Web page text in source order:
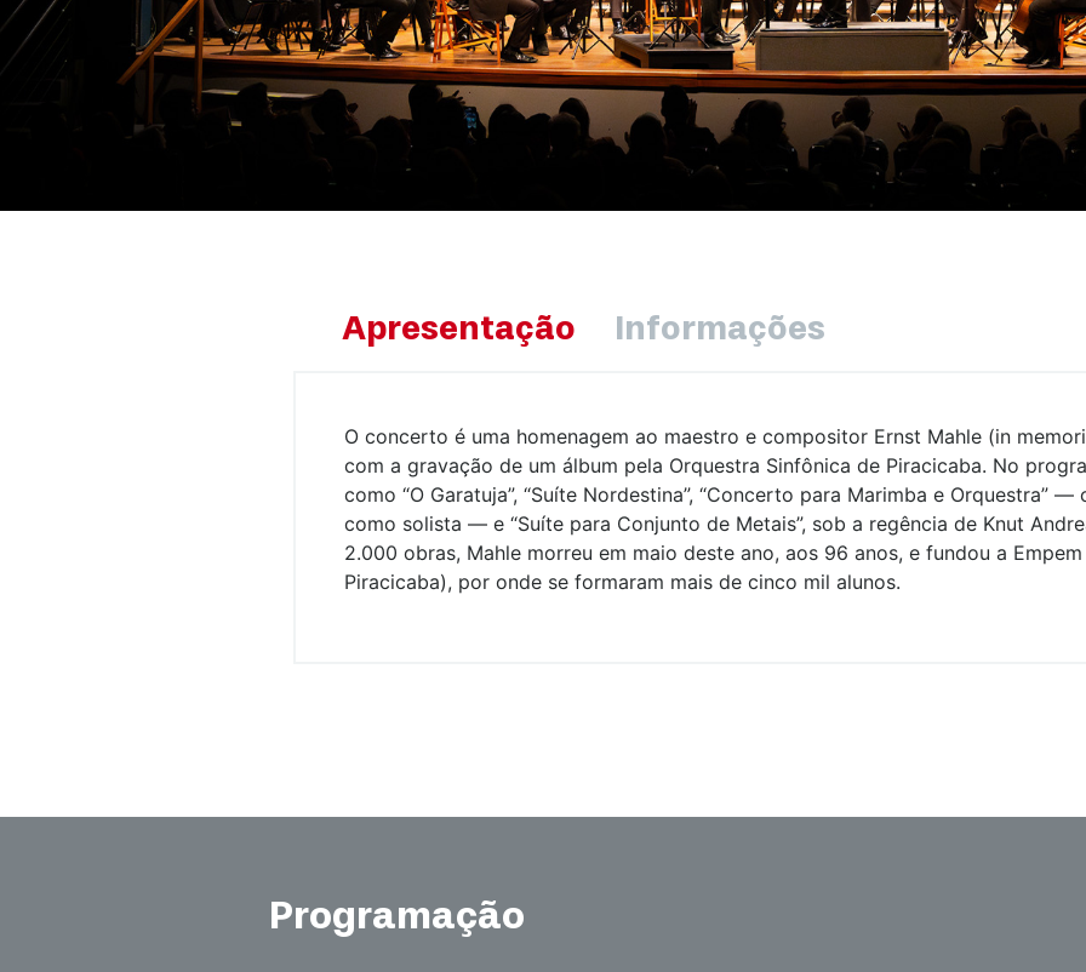
Apresentação Informações
O concerto é uma homenagem ao maestro e compositor Ernst Mahle (in
com a gravação de um álbum pela Orquestra Sinfônica de Piracicaba. No
como “O Garatuja”, “Suíte Nordestina”, “Concerto para Marimba e Orquestra” —
como solista — e “Suíte para Conjunto de Metais”, sob a regência de Knut
2.000 obras, Mahle morreu em maio deste ano, aos 96 anos, e fundou a
Piracicaba), por onde se formaram mais de cinco mil alunos.
Programação